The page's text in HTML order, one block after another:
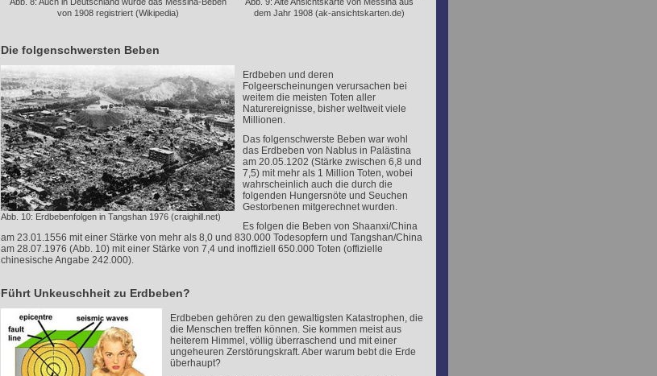
von 1908 registriert (Wikipedia)
dem Jahr 1908 (ak-ansichtskarten.de)
Die folgenschwersten Beben
Abb. 10: Erdbebenfolgen in Tangshan 1976 (craighill.net)
Erdbeben und deren
Folgeerscheinungen verursachen bei
weitem die meisten Toten aller
Naturereignisse, bisher weltweit viele
Millionen.
Das folgenschwerste Beben war wohl
das Erdbeben von Nablus in Palästina
am 20.05.1202 (Stärke zwischen 6,8 und
7,5) mit mehr als 1 Million Toten, wobei
wahrscheinlich auch die durch die
folgenden Hungersnöte und Seuchen
Gestorbenen mitgerechnet wurden.
Es folgen die Beben von Shaanxi/China
am 23.01.1556 mit einer Stärke von mehr als 8,0 und 830.000 Todesopfern und Tangshan/China
am 28.07.1976 (Abb. 10) mit einer Stärke von 7,4 und inoffiziell 650.000 Toten (offizielle
chinesische Angabe 242.000).
Führt Unkeuschheit zu Erdbeben?
Erdbeben gehören zu den gewaltigsten Katastrophen, die
die Menschen treffen können. Sie kommen meist aus
heiterem Himmel, völlig überraschend und mit einer
ungeheuren Zerstörungskraft. Aber warum bebt die Erde
überhaupt?